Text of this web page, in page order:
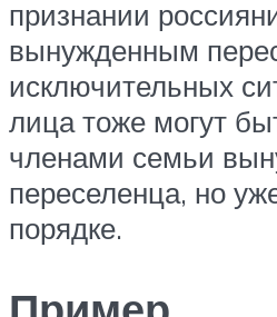
признании
вынужденным
исключительных
лица тоже могут
членами семьи
переселенца, но
порядке.